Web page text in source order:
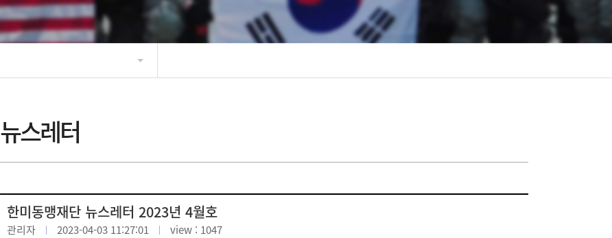
뉴스레터
한미동맹재단 뉴스레터 2023년 4월호
관리자 2023-04-03 11:27:01 view : 1047